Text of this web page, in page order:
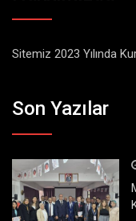
Sitemiz 2023 Yılında
Son Yazılar